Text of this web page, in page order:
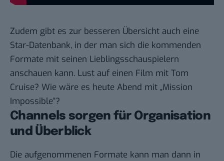
Zudem gibt es zur besseren Übersicht auch eine
Star-Datenbank, in der man sich die kommenden
Formate mit seinen Lieblingsschauspielern
anschauen kann. Lust auf einen Film mit Tom
Cruise? Wie wäre es heute Abend mit „Mission
Impossible“?
Channels sorgen für Organisation
und Überblick
Die aufgenommenen Formate kann man dann in